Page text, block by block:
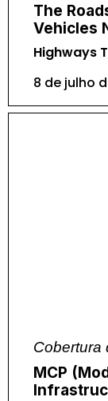
The
Vehicles
Highways
8 de julho
Cobertura
MCP